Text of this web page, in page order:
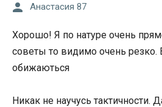
Анастасия 87
Хорошо! Я по натуре очень
советы то видимо очень резко.
обижаються
Никак не научусь тактичности.